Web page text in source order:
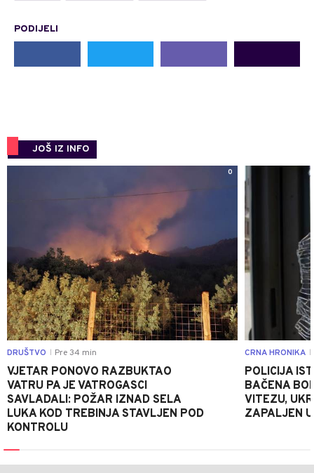
PODIJELI
JOŠ IZ INFO
0
DRUŠTVO Pre 34 min
VJETAR PONOVO RAZBUKTAO
VATRU PA JE VATROGASCI
SAVLADALI: POŽAR IZNAD SELA
LUKA KOD TREBINJA STAVLJEN POD
KONTROLU
CRNA HRONIKA
POLICIJA
BAČENA
VITEZU,
ZAPALJEN